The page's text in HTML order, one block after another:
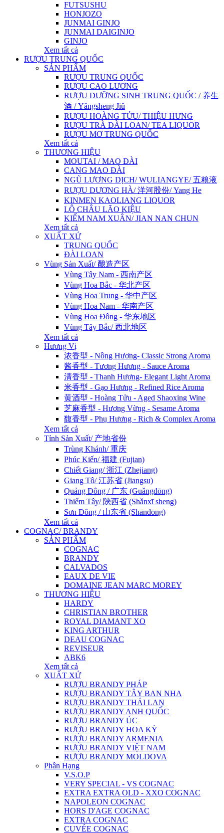
FUTSUSHU
HONJOZO
JUNMAI GINJO
JUNMAI DAIGINJO
GINJO
Xem tất cả
RƯỢU TRUNG QUỐC
SẢN PHẨM
RƯỢU TRUNG QUỐC
RƯỢU CAO LƯƠNG
RƯỢU DƯỠNG SINH TRUNG QUỐC / 养生
酒 / Yǎngshēng Jiǔ
RƯỢU HOÀNG TỬU/ THIỆU HƯNG
RƯỢU TRÀ ĐÀI LOAN/ TEA LIQUOR
RƯỢU MƠ TRUNG QUỐC
Xem tất cả
THƯƠNG HIỆU
MOUTAI / MAO ĐÀI
CANG MAO ĐÀI
NGŨ LƯƠNG DỊCH/ WULIANGYE/ 五粮液
RƯỢU DƯƠNG HÀ/ 洋河股份/ Yang He
KINMEN KAOLIANG LIQUOR
LÔ CHÂU LÃO KIỆU
KIẾM NAM XUÂN/ JIAN NAN CHUN
Xem tất cả
XUẤT XỨ
TRUNG QUỐC
ĐÀI LOAN
Vùng Sản Xuất/ 酿造产区
Vùng Tây Nam - 西南产区
Vùng Hoa Bắc - 华北产区
Vùng Hoa Trung - 华中产区
Vùng Hoa Nam - 华南产区
Vùng Hoa Đông - 华东地区
Vùng Tây Bắc/ 西北地区
Xem tất cả
Hương Vị
浓香型 - Nồng Hương- Classic Strong Aroma
酱香型 - Tương Hương - Sauce Aroma
清香型 - Thanh Hương- Elegant Light Aroma
米香型 - Gạo Hương - Refined Rice Aroma
黄酒型 - Hoàng Tửu - Aged Shaoxing Wine
芝麻香型 - Hương Vừng - Sesame Aroma
馥香型 - Phụ Hương - Rich & Complex Aroma
Xem tất cả
Tỉnh Sản Xuất/ 产地省份
Trùng Khánh/ 重庆
Phúc Kiến/ 福建 (Fujian)
Chiết Giang/ 浙江 (Zhejiang)
Giang Tô/ 江苏省 (Jiangsu)
Quảng Đông / 广东 (Guǎngdōng)
Thiểm Tây/ 陝西省 (Shǎnxī sheng)
Sơn Đông / 山东省 (Shāndōng)
Xem tất cả
COGNAC/ BRANDY
SẢN PHẨM
COGNAC
BRANDY
CALVADOS
EAUX DE VIE
DOMAINE JEAN MARC MOREY
THƯƠNG HIỆU
HARDY
CHRISTIAN BROTHER
ROYAL DIAMANT XO
KING ARTHUR
DEAU COGNAC
REVISEUR
ABK6
Xem tất cả
XUẤT XỨ
RƯỢU BRANDY PHÁP
RƯỢU BRANDY TÂY BAN NHA
RƯỢU BRANDY THÁI LAN
RƯỢU BRANDY ANH QUỐC
RƯỢU BRANDY ÚC
RƯỢU BRANDY HOA KỲ
RƯỢU BRANDY ARMENIA
RƯỢU BRANDY VIỆT NAM
RƯỢU BRANDY MOLDOVA
Phân Hạng
V.S.O.P
VERY SPECIAL - VS COGNAC
EXTRA EXTRA OLD - XXO COGNAC
NAPOLEON COGNAC
HORS D'AGE COGNAC
EXTRA COGNAC
CUVÉE COGNAC